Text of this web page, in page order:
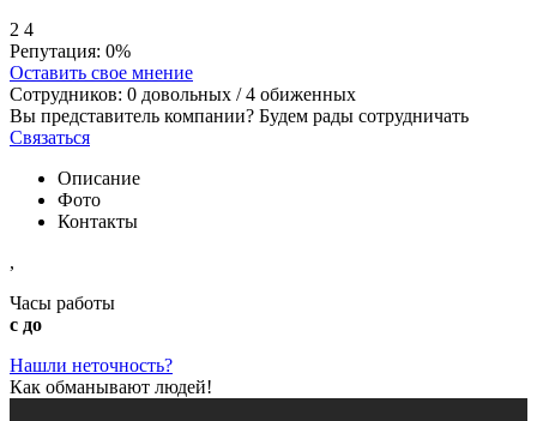
2 4
Репутация: 0%
Оставить свое мнение
Сотрудников: 0 довольных /4 обиженных
Вы представитель компании? Будем рады сотрудничать
Связаться
Описание
Фото
Контакты
,
Часы работы
с до
Нашли неточность?
Как обманывают людей!